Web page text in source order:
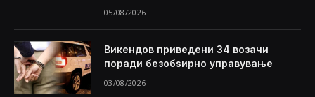
05/08/2026
Викендов приведени 34 возачи
поради безобѕирно управување
03/08/2026